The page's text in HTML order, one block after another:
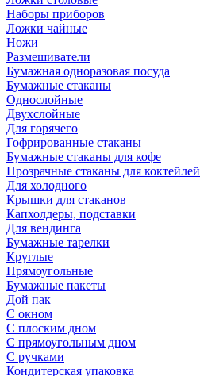
Наборы приборов
Ложки чайные
Ножи
Размешиватели
Бумажная одноразовая посуда
Бумажные стаканы
Однослойные
Двухслойные
Для горячего
Гофрированные стаканы
Бумажные стаканы для кофе
Прозрачные стаканы для коктейлей
Для холодного
Крышки для стаканов
Капхолдеры, подставки
Для вендинга
Бумажные тарелки
Круглые
Прямоугольные
Бумажные пакеты
Дой пак
С окном
С плоским дном
С прямоугольным дном
С ручками
Кондитерская упаковка